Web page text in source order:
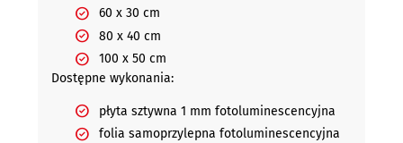
60 x 30 cm
80 x 40 cm
100 x 50 cm
Dostępne wykonania:
płyta sztywna 1 mm fotoluminescencyjna
folia samoprzylepna fotoluminescencyjna